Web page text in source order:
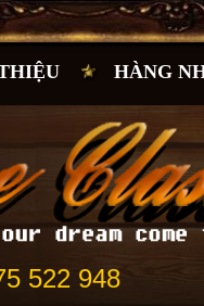
HÀNG
522 948